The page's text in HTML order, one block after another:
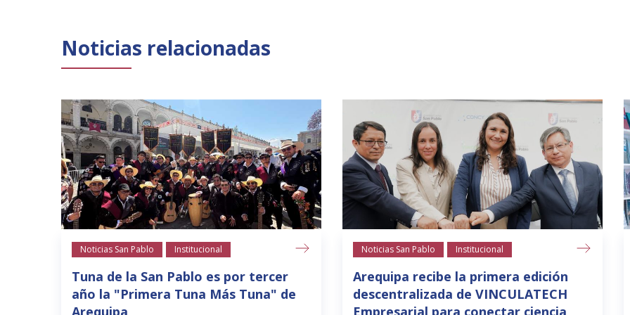
Noticias relacionadas
Noticias San Pablo Institucional
Tuna de la San Pablo es por tercer
año la "Primera Tuna Más Tuna" de
Noticias San Pablo Institucional
Arequipa recibe la primera edición
descentralizada de VINCULATECH